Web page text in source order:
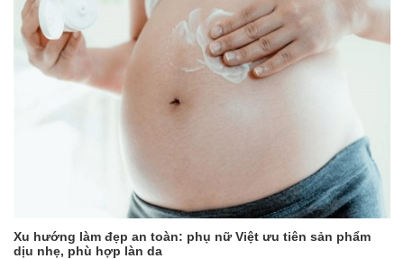
Xu hướng làm đẹp an toàn: phụ nữ Việt ưu tiên sản phẩm
dịu nhẹ, phù hợp làn da